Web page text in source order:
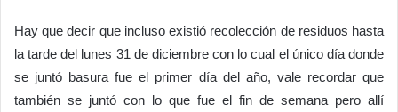
Hay que decir que incluso existió recolección de residuos hasta
la tarde del lunes 31 de diciembre con lo cual el único día donde
se juntó basura fue el primer día del año, vale recordar que
también se juntó con lo que fue el fin de semana pero allí